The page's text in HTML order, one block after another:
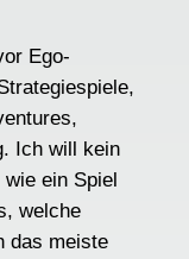
Ego-
Ich will kein
ein Spiel
welche
das meiste